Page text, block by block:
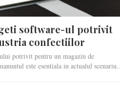
software-ul potrivit
confectiilor
potrivit pentru un magazin de
este esentiala in actualul